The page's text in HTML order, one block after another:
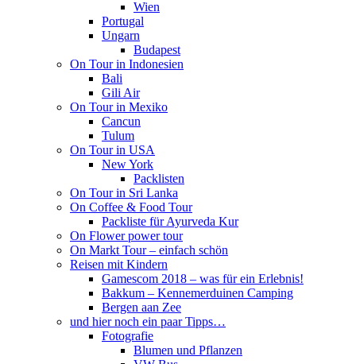
Wien
Portugal
Ungarn
Budapest
On Tour in Indonesien
Bali
Gili Air
On Tour in Mexiko
Cancun
Tulum
On Tour in USA
New York
Packlisten
On Tour in Sri Lanka
On Coffee & Food Tour
Packliste für Ayurveda Kur
On Flower power tour
On Markt Tour – einfach schön
Reisen mit Kindern
Gamescom 2018 – was für ein Erlebnis!
Bakkum – Kennemerduinen Camping
Bergen aan Zee
und hier noch ein paar Tipps…
Fotografie
Blumen und Pflanzen